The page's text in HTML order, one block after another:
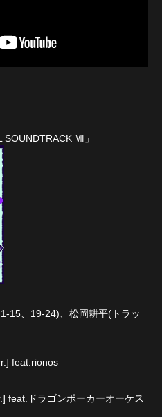
SOUNDTRACK Ⅶ」
15、19-24)、松岡耕平(トラッ
feat.rionos
feat.ドラゴンポーカーオーケス